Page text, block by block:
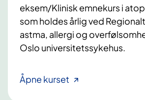
eksem/Klinisk emnekurs i
som holdes årlig ved
astma, allergi og
Oslo universitetssykehus.
Åpne kurset